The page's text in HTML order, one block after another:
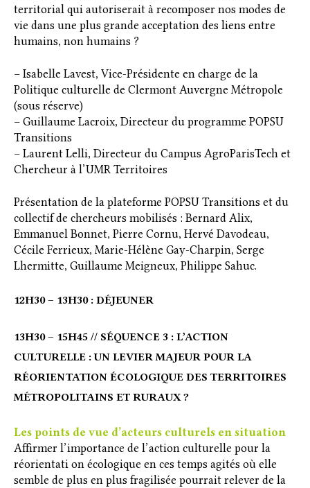
territorial qui autoriserait à recomposer nos modes de
vie dans une plus grande acceptation des liens entre
humains, non humains ?
– Isabelle Lavest, Vice-Présidente en charge de la
Politique culturelle de Clermont Auvergne Métropole
(sous réserve)
– Guillaume Lacroix, Directeur du programme POPSU
Transitions
– Laurent Lelli, Directeur du Campus AgroParisTech et
Chercheur à l’UMR Territoires
Présentation de la plateforme POPSU Transitions et du
collectif de chercheurs mobilisés : Bernard Alix,
Emmanuel Bonnet, Pierre Cornu, Hervé Davodeau,
Cécile Ferrieux, Marie-Hélène Gay-Charpin, Serge
Lhermitte, Guillaume Meigneux, Philippe Sahuc.
12H30 – 13H30 : DÉJEUNER
13H30 – 15H45 // SÉQUENCE 3 : L’ACTION
CULTURELLE : UN LEVIER MAJEUR POUR LA
RÉORIENTATION ÉCOLOGIQUE DES TERRITOIRES
MÉTROPOLITAINS ET RURAUX ?
Les points de vue d’acteurs culturels en situation
Affirmer l’importance de l’action culturelle pour la
réorientati on écologique en ces temps agités où elle
semble de plus en plus fragilisée pourrait relever de la